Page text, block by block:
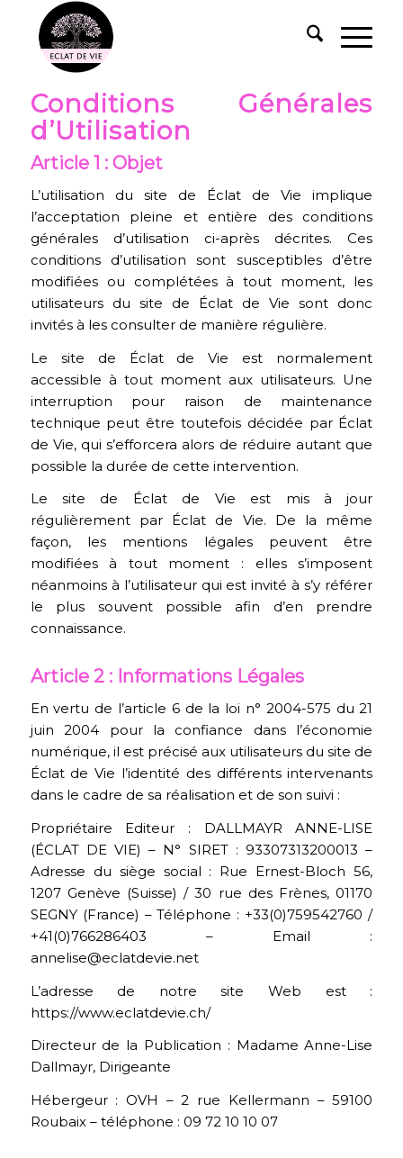
Conditions Générales
d’Utilisation
Article 1 : Objet
L’utilisation du site de Éclat de Vie implique
l’acceptation pleine et entière des conditions
générales d’utilisation ci-après décrites. Ces
conditions d’utilisation sont susceptibles d’être
modifiées ou complétées à tout moment, les
utilisateurs du site de Éclat de Vie sont donc
invités à les consulter de manière régulière.
Le site de Éclat de Vie est normalement
accessible à tout moment aux utilisateurs. Une
interruption pour raison de maintenance
technique peut être toutefois décidée par Éclat
de Vie, qui s’efforcera alors de réduire autant que
possible la durée de cette intervention.
Le site de Éclat de Vie est mis à jour
régulièrement par Éclat de Vie. De la même
façon, les mentions légales peuvent être
modifiées à tout moment : elles s’imposent
néanmoins à l’utilisateur qui est invité à s’y référer
le plus souvent possible afin d’en prendre
connaissance.
Article 2 : Informations Légales
En vertu de l’article 6 de la loi n° 2004-575 du 21
juin 2004 pour la confiance dans l’économie
numérique, il est précisé aux utilisateurs du site de
Éclat de Vie l’identité des différents intervenants
dans le cadre de sa réalisation et de son suivi :
Propriétaire Editeur : DALLMAYR ANNE-LISE
(ÉCLAT DE VIE) – N° SIRET : 93307313200013 –
Adresse du siège social : Rue Ernest-Bloch 56,
1207 Genève (Suisse) / 30 rue des Frènes, 01170
SEGNY (France) – Téléphone : +33(0)759542760 /
+41(0)766286403 – Email :
annelise@eclatdevie.net
L’adresse de notre site Web est :
https://www.eclatdevie.ch/
Directeur de la Publication : Madame Anne-Lise
Dallmayr, Dirigeante
Hébergeur : OVH – 2 rue Kellermann – 59100
Roubaix – téléphone : 09 72 10 10 07